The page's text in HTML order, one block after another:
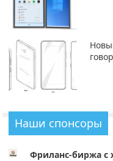
Наши спонсоры
Фриланс-биржа с